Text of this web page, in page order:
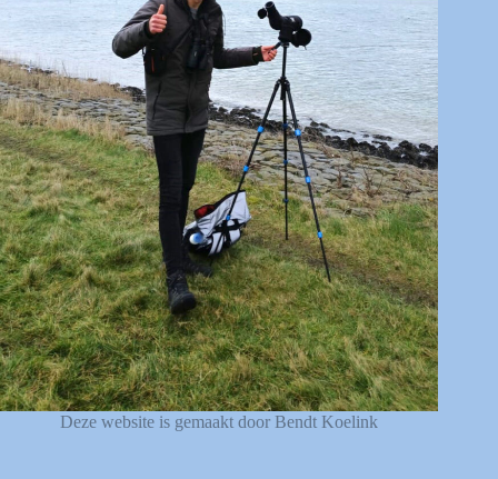
Deze website is gemaakt door Bendt Koelink